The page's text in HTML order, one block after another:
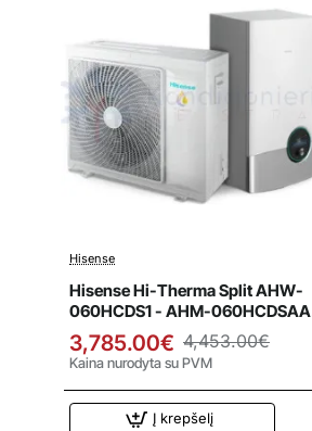
Išpardavimas
Hisense
Hisense Hi-Therma Split AHW-
060HCDS1 - AHM-060HCDSAA
6.0 kW oras-vanduo šilumos
siurblys
3,785.00€ 4,453.00€
Kaina nurodyta su PVM
Į krepšelį